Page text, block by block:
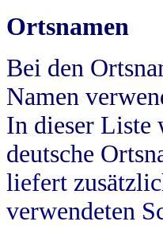
Ortsnamen
Bei den
Namen
In dieser Liste
deutsche
liefert
verwendeten